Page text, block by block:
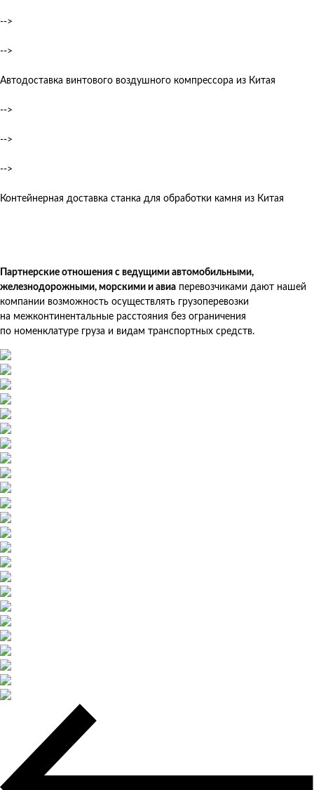
-->
-->
Автодоставка винтового воздушного компрессора из Китая
-->
-->
-->
Контейнерная доставка станка для обработки камня из Китая
Партнерские отношения с ведущими автомобильными,
железнодорожными, морскими и авиа перевозчиками дают нашей
компании возможность осуществлять грузоперевозки
на межконтинентальные расстояния без ограничения
по номенклатуре груза и видам транспортных средств.